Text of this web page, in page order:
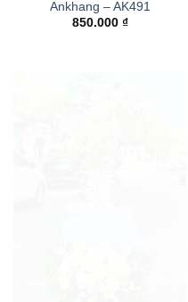
Ankhang – AK491
850.000 ₫